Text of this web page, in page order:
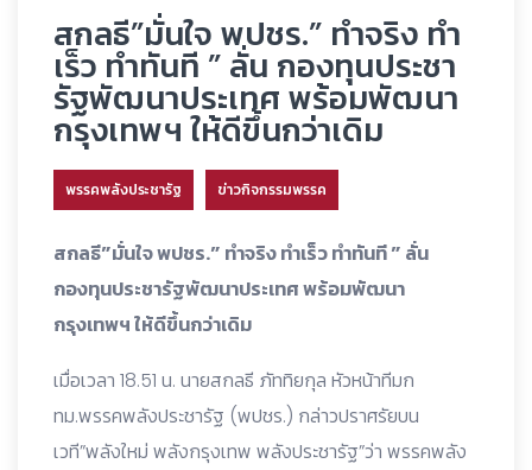
สกลธี”มั่นใจ พปชร.” ทำจริง ทำ
เร็ว ทำทันที ” ลั่น กองทุนประชา
รัฐพัฒนาประเทศ พร้อมพัฒนา
กรุงเทพฯ ให้ดีขึ้นกว่าเดิม
พรรคพลังประชารัฐ ข่าวกิจกรรมพรรค
สกลธี”มั่นใจ พปชร.” ทำจริง ทำเร็ว ทำทันที ” ลั่น
กองทุนประชารัฐพัฒนาประเทศ พร้อมพัฒนา
กรุงเทพฯ ให้ดีขึ้นกว่าเดิม
เมื่อเวลา 18.51 น. นายสกลธี ภัททิยกุล หัวหน้าทีมก
ทม.พรรคพลังประชารัฐ (พปชร.) กล่าวปราศรัยบน
เวที”พลังใหม่ พลังกรุงเทพ พลังประชารัฐ”ว่า พรรคพลัง